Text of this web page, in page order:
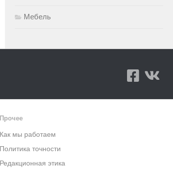
Мебель
Прочее
Как мы работаем
Политика точности
Редакционная этика